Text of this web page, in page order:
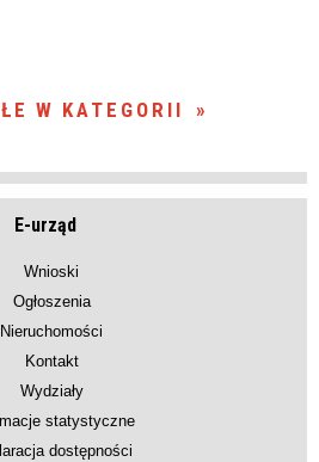
W KATEGORII
E-urząd
Wnioski
Ogłoszenia
Nieruchomości
Kontakt
Wydziały
statystyczne
dostępności